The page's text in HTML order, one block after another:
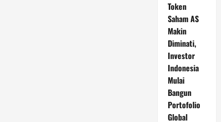
Token
Saham AS
Makin
Diminati,
Investor
Indonesia
Mulai
Bangun
Portofolio
Global